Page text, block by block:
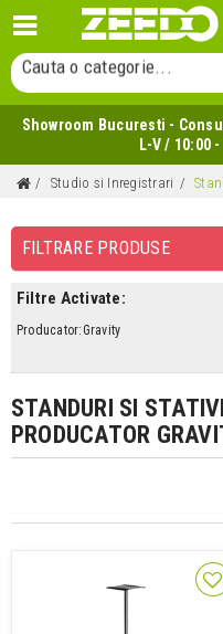
Cauta o categorie...
Cauta un producator...
Cauta un produs...
Showroom Bucuresti -
L-V / 10:00
Studio si Inregistrari
FILTRARE PRODUSE
Filtre Activate:
Producator:Gravity
STANDURI SI
PRODUCATOR